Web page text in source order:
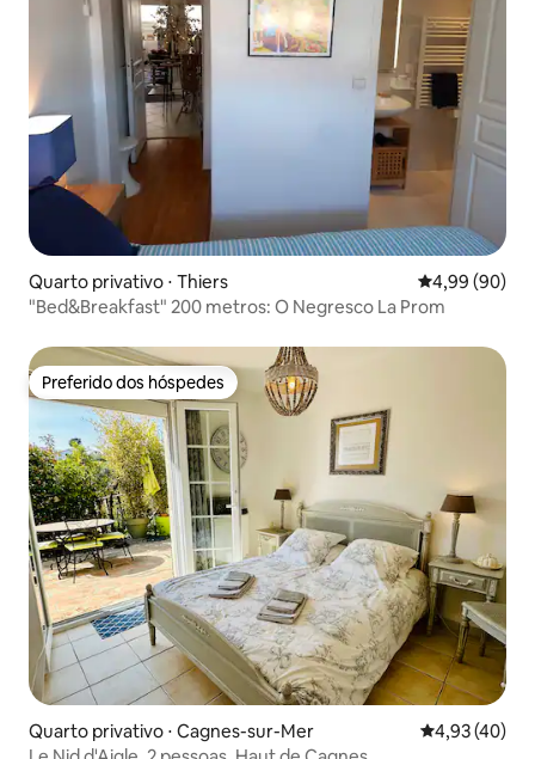
Quarto privativo ⋅ Thiers 4,99 de uma
4,99 (90)
"Bed&Breakfast" 200 metros: O Negresco La Prom
Preferido dos hóspedes
Preferido dos hóspedes
Quarto privativo ⋅ Cagnes-sur-Mer 4,93 de uma
4,93 (40)